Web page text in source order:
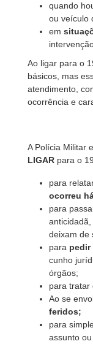
quando
ou veículo
em
Ao ligar para o
básicos, mas
atendimento,
ocorrência e
A Polícia Militar
LIGAR para o
para
ocorreu
para
deixam de
para pedir
cunho
órgãos;
para tratar
Ao se
feridos;
para
assunto ou